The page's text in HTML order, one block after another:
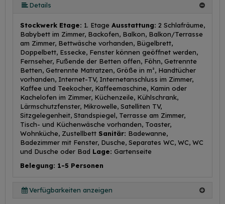
Details
Stockwerk Etage: 1. Etage Ausstattung: 2 Schlafräume,
Babybett im Zimmer, Backofen, Balkon, Balkon/Terrasse
am Zimmer, Bettwäsche vorhanden, Bügelbrett,
Doppelbett, Essecke, Fenster können geöffnet werden,
Fernseher, Fußende der Betten offen, Föhn, Getrennte
Betten, Getrennte Matratzen, Größe in m², Handtücher
vorhanden, Internet-TV, Internetanschluss im Zimmer,
Kaffee und Teekocher, Kaffeemaschine, Kamin oder
Kachelofen im Zimmer, Küchenzeile, Kühlschrank,
Lärmschutzfenster, Mikrowelle, Satelliten TV,
Sitzgelegenheit, Standspiegel, Terrasse am Zimmer,
Tisch- und Küchenwäsche vorhanden, Toaster,
Wohnküche, Zustellbett Sanitär: Badewanne,
Badezimmer mit Fenster, Dusche, Separates WC, WC, WC
und Dusche oder Bad Lage: Gartenseite
Belegung: 1-5 Personen
Verfügbarkeiten anzeigen